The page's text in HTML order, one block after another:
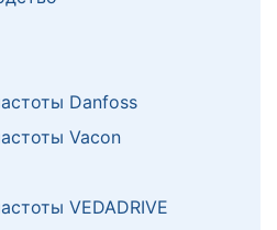
Danfoss
Vacon
VEDADRIVE